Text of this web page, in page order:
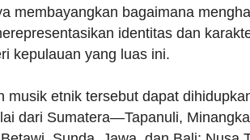
membayangkan bagaimana
identitas dan
kepulauan yang luas ini.
musik etnik tersebut dapat
dari Sumatera—Tapanuli,